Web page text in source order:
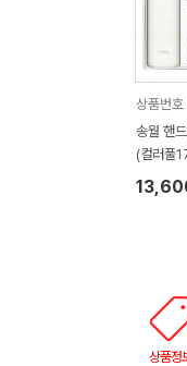
상품번
송월 핸
(컬러풀
250ml
상품정